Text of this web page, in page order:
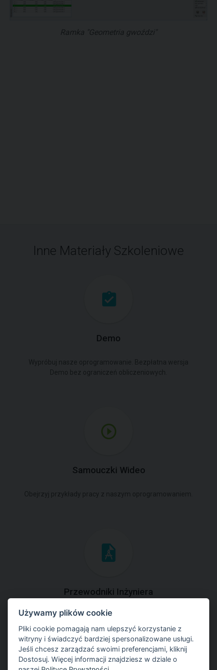
Ramka "Geometria gwoździ"
Inne Materiały Szkoleniowe
Demo
Samouczki Wideo
Przewodniki Inżyniera
Zapoznaj się z przykładami rozwiązań zadań
geotechnicznych z zastosowaniem programów GEO5.
Używamy plików cookie
Pliki cookie pomagają nam ulepszyć korzystanie z
witryny i świadczyć bardziej spersonalizowane usługi.
Jeśli chcesz zarządzać swoimi preferencjami, kliknij
Dostosuj. Więcej informacji znajdziesz w dziale o